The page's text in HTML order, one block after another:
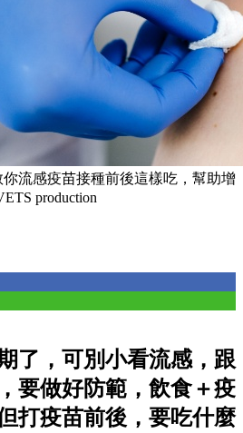
流感疫苗接種前後這樣吃，幫助增
production
了，可別小看流感，跟
要做好防範，飲食＋疫
打疫苗前後，要吃什麼